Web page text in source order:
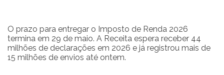
O prazo para entregar o Imposto de Renda 2026
termina em 29 de maio. A Receita espera receber 44
milhões de declarações em 2026 e já registrou mais de
15 milhões de envios até ontem.